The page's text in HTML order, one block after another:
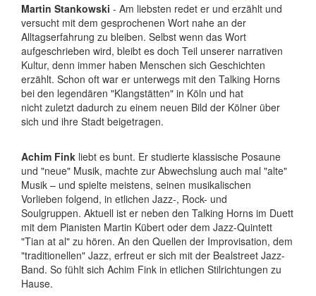
Martin Stankowski - Am liebsten redet er und erzählt und
versucht mit dem gesprochenen Wort nahe an der
Alltagserfahrung zu bleiben. Selbst wenn das Wort
aufgeschrieben wird, bleibt es doch Teil unserer narrativen
Kultur, denn immer haben Menschen sich Geschichten
erzählt. Schon oft war er unterwegs mit den Talking Horns
bei den legendären "Klangstätten" in Köln und hat
nicht zuletzt dadurch zu einem neuen Bild der Kölner über
sich und ihre Stadt beigetragen.
Achim Fink liebt es bunt. Er studierte klassische Posaune
und "neue" Musik, machte zur Abwechslung auch mal "alte"
Musik – und spielte meistens, seinen musikalischen
Vorlieben folgend, in etlichen Jazz-, Rock- und
Soulgruppen. Aktuell ist er neben den Talking Horns im Duett
mit dem Pianisten Martin Kübert oder dem Jazz-Quintett
"Tian at al" zu hören. An den Quellen der Improvisation, dem
"traditionellen" Jazz, erfreut er sich mit der Bealstreet Jazz-
Band. So fühlt sich Achim Fink in etlichen Stilrichtungen zu
Hause.